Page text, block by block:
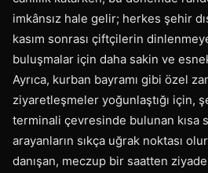
imkânsız hale gelir; herkes şehir
kasım sonrası çiftçilerin
buluşmalar için daha sakin ve
Ayrıca, kurban bayramı gibi özel
ziyaretleşmeler yoğunlaştığı için,
terminali çevresinde bulunan kısa
arayanların sıkça uğrak noktası
danışan, meczup bir saatten